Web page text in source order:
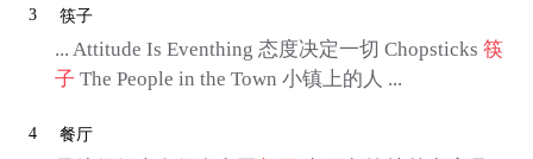
3 筷子
... Attitude Is Eventhing 态度决定一切 Chopsticks 筷
子 The People in the Town 小镇上的人 ...
4 餐厅